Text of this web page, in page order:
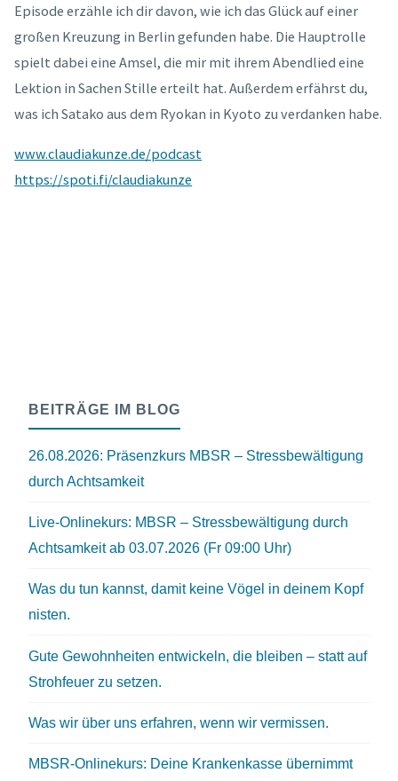
Episode erzähle ich dir davon, wie ich das Glück auf einer
großen Kreuzung in Berlin gefunden habe. Die Hauptrolle
spielt dabei eine Amsel, die mir mit ihrem Abendlied eine
Lektion in Sachen Stille erteilt hat. Außerdem erfährst du,
was ich Satako aus dem Ryokan in Kyoto zu verdanken habe.
www.claudiakunze.de/podcast
https://spoti.fi/claudiakunze
BEITRÄGE IM BLOG
26.08.2026: Präsenzkurs MBSR – Stressbewältigung
durch Achtsamkeit
Live-Onlinekurs: MBSR – Stressbewältigung durch
Achtsamkeit ab 03.07.2026 (Fr 09:00 Uhr)
Was du tun kannst, damit keine Vögel in deinem Kopf
nisten.
Gute Gewohnheiten entwickeln, die bleiben – statt auf
Strohfeuer zu setzen.
Was wir über uns erfahren, wenn wir vermissen.
MBSR-Onlinekurs: Deine Krankenkasse übernimmt